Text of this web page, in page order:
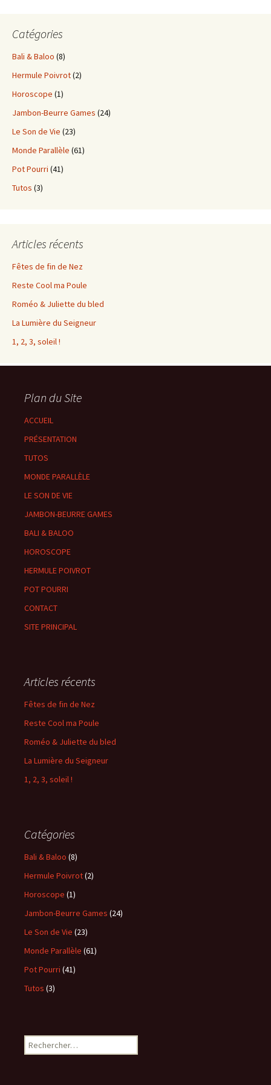
Catégories
Bali & Baloo (8)
Hermule Poivrot(2)
Horoscope (1)
Jambon-Beurre Games (24)
Le Son de Vie (23)
Monde Parallèle (61)
Pot Pourri (41)
Tutos (3)
Articles récents
Fêtes de fin de Nez
Reste Cool ma Poule
Roméo & Juliette du bled
La Lumière du Seigneur
1, 2, 3, soleil !
Plan du Site
ACCUEIL
PRÉSENTATION
TUTOS
MONDE PARALLÈLE
LE SON DE VIE
JAMBON-BEURRE GAMES
BALI & BALOO
HOROSCOPE
HERMULE POIVROT
POT POURRI
CONTACT
SITE PRINCIPAL
Articles récents
Fêtes de fin de Nez
Reste Cool ma Poule
Roméo & Juliette du bled
La Lumière du Seigneur
1, 2, 3, soleil !
Catégories
Bali & Baloo (8)
Hermule Poivrot(2)
Horoscope (1)
Jambon-Beurre Games (24)
Le Son de Vie (23)
Monde Parallèle (61)
Pot Pourri (41)
Tutos (3)
Rechercher :